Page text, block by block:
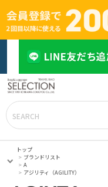
トップ
ブランドリスト
A
アジリティ（AGILITY）